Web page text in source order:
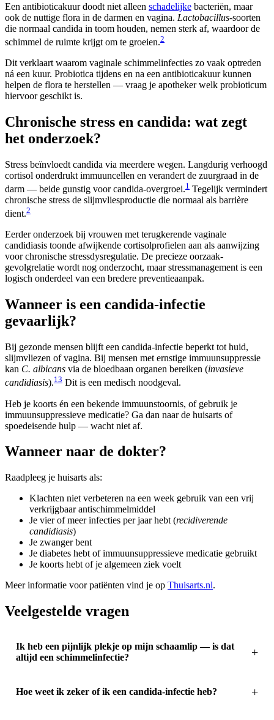
Een antibioticakuur doodt niet alleen schadelijke bacteriën, maar
ook de nuttige flora in de darmen en vagina. Lactobacillus-soorten
die normaal candida in toom houden, nemen sterk af, waardoor de
schimmel de ruimte krijgt om te groeien.2
Dit verklaart waarom vaginale schimmelinfecties zo vaak optreden
ná een kuur. Probiotica tijdens en na een antibioticakuur kunnen
helpen de flora te herstellen — vraag je apotheker welk probioticum
hiervoor geschikt is.
Chronische stress en candida: wat zegt
het onderzoek?
Stress beïnvloedt candida via meerdere wegen. Langdurig verhoogd
cortisol onderdrukt immuuncellen en verandert de zuurgraad in de
darm — beide gunstig voor candida-overgroei.1 Tegelijk vermindert
chronische stress de slijmvliesproductie die normaal als barrière
dient.2
Eerder onderzoek bij vrouwen met terugkerende vaginale
candidiasis toonde afwijkende cortisolprofielen aan als aanwijzing
voor chronische stressdysregulatie. De precieze oorzaak-
gevolgrelatie wordt nog onderzocht, maar stressmanagement is een
logisch onderdeel van een bredere preventieaanpak.
Wanneer is een candida-infectie
gevaarlijk?
Bij gezonde mensen blijft een candida-infectie beperkt tot huid,
slijmvliezen of vagina. Bij mensen met ernstige immuunsuppressie
kan C. albicans via de bloedbaan organen bereiken (invasieve
candidiasis).13 Dit is een medisch noodgeval.
Heb je koorts én een bekende immuunstoornis, of gebruik je
immuunsuppressieve medicatie? Ga dan naar de huisarts of
spoedeisende hulp — wacht niet af.
Wanneer naar de dokter?
Raadpleeg je huisarts als:
Klachten niet verbeteren na een week gebruik van een vrij
verkrijgbaar antischimmelmiddel
Je vier of meer infecties per jaar hebt (recidiverende
candidiasis)
Je zwanger bent
Je diabetes hebt of immuunsuppressieve medicatie gebruikt
Je koorts hebt of je algemeen ziek voelt
Meer informatie voor patiënten vind je op Thuisarts.nl.
Veelgestelde vragen
Ik heb een pijnlijk plekje op mijn schaamlip — is dat
altijd een schimmelinfectie?
Hoe weet ik zeker of ik een candida-infectie heb?